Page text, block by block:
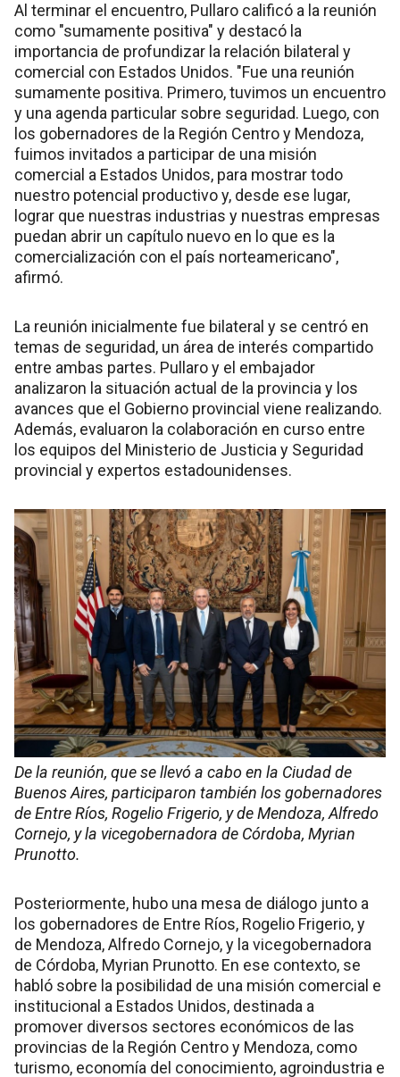
Al terminar el encuentro, Pullaro calificó a la reunión
como "sumamente positiva" y destacó la
importancia de profundizar la relación bilateral y
comercial con Estados Unidos. "Fue una reunión
sumamente positiva. Primero, tuvimos un encuentro
y una agenda particular sobre seguridad. Luego, con
los gobernadores de la Región Centro y Mendoza,
fuimos invitados a participar de una misión
comercial a Estados Unidos, para mostrar todo
nuestro potencial productivo y, desde ese lugar,
lograr que nuestras industrias y nuestras empresas
puedan abrir un capítulo nuevo en lo que es la
comercialización con el país norteamericano",
afirmó.
La reunión inicialmente fue bilateral y se centró en
temas de seguridad, un área de interés compartido
entre ambas partes. Pullaro y el embajador
analizaron la situación actual de la provincia y los
avances que el Gobierno provincial viene realizando.
Además, evaluaron la colaboración en curso entre
los equipos del Ministerio de Justicia y Seguridad
provincial y expertos estadounidenses.
De la reunión, que se llevó a cabo en la Ciudad de
Buenos Aires, participaron también los gobernadores
de Entre Ríos, Rogelio Frigerio, y de Mendoza, Alfredo
Cornejo, y la vicegobernadora de Córdoba, Myrian
Prunotto.
Posteriormente, hubo una mesa de diálogo junto a
los gobernadores de Entre Ríos, Rogelio Frigerio, y
de Mendoza, Alfredo Cornejo, y la vicegobernadora
de Córdoba, Myrian Prunotto. En ese contexto, se
habló sobre la posibilidad de una misión comercial e
institucional a Estados Unidos, destinada a
promover diversos sectores económicos de las
provincias de la Región Centro y Mendoza, como
turismo, economía del conocimiento, agroindustria e